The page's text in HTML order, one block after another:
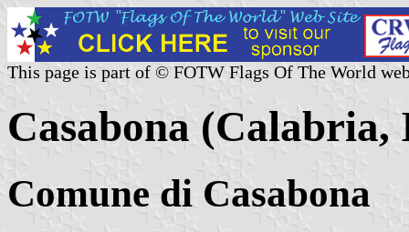
This page is part of © FOTW Flags Of The World
Casabona
Comune di Casabona